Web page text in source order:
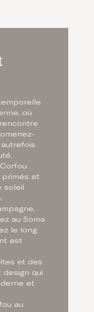
où
primés et
soleil
au Soma
le long
est
et des
design qui
et
au